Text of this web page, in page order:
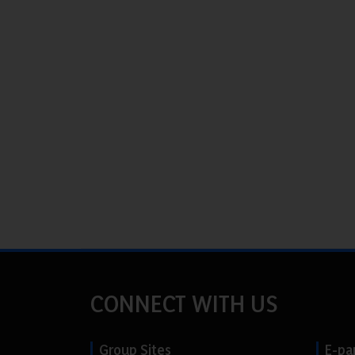
CONNECT WITH US
Group Sites E-